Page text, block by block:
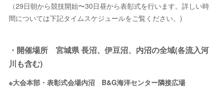
（29日朝から競技開始〜30日昼から表彰式を行います。詳しい時
間については下記タイムスケジュールをご覧ください。)
・開催場所 宮城県 長沼、伊豆沼、内沼の全域(各流入河
川も含む)
※大会本部・表彰式会場内沼 B&G海洋センター隣接広場